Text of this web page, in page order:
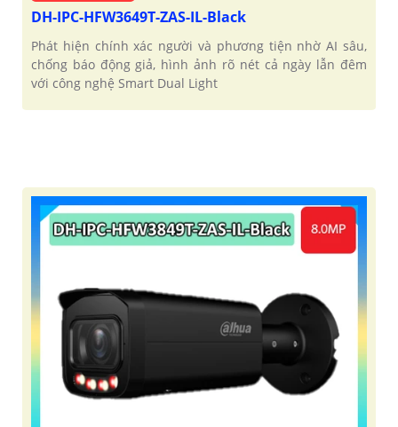
DH-IPC-HFW3649T-ZAS-IL-Black
Phát hiện chính xác người và phương tiện nhờ AI sâu,
chống báo động giả, hình ảnh rõ nét cả ngày lẫn đêm
với công nghệ Smart Dual Light